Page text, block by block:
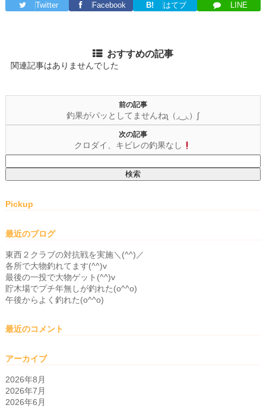
Twitter Facebook B! はてブ LINE
おすすめの記事
関連記事はありませんでした
前の記事
釣果がパッとしてませんねʅ（◞‿◟）ʃ
次の記事
クロダイ、キビレの釣果なし
索:
Pickup
最近のブログ
東西２クラブの対抗戦を実施＼(^^)／
各所で大物釣れてます(^^)v
最後の一投で大物ゲット(^^)v
貯木場でプチ年無しが釣れた(o^^o)
午後からよく釣れた(o^^o)
最近のコメント
アーカイブ
2026年8月
2026年7月
2026年6月